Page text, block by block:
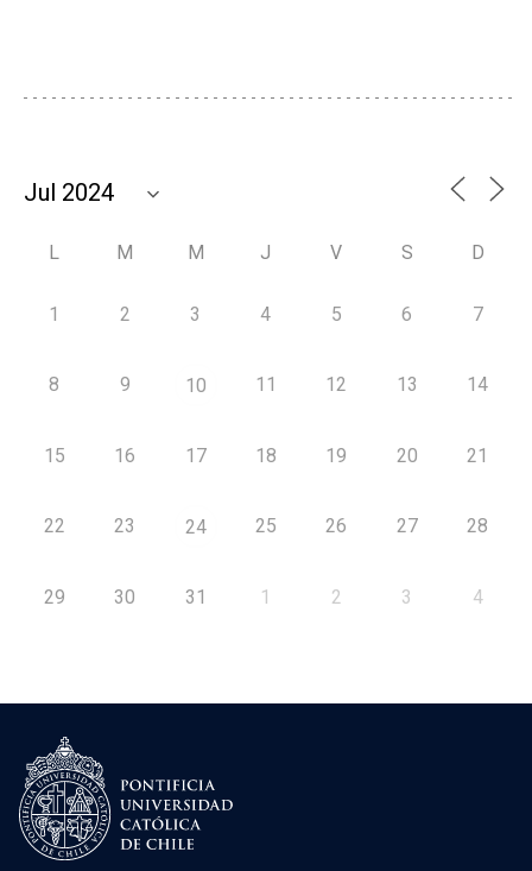
L M M J V S D
1 2 3 4 5 6 7
8 9 10 11 12 13 14
15 16 17 18 19 20 21
22 23 24 25 26 27 28
29 30 31 1 2 3 4